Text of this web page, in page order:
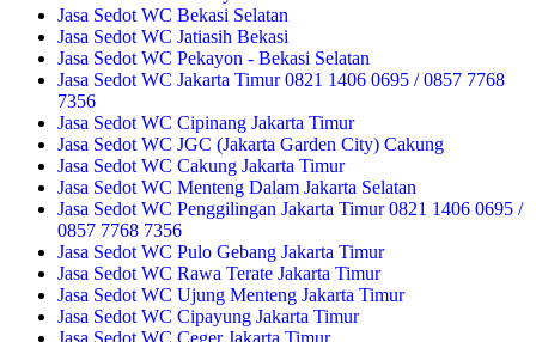
Jasa Sedot WC Bekasi Selatan
Jasa Sedot WC Jatiasih Bekasi
Jasa Sedot WC Pekayon - Bekasi Selatan
Jasa Sedot WC Jakarta Timur 0821 1406 0695 / 0857 7768
7356
Jasa Sedot WC Cipinang Jakarta Timur
Jasa Sedot WC JGC (Jakarta Garden City) Cakung
Jasa Sedot WC Cakung Jakarta Timur
Jasa Sedot WC Menteng Dalam Jakarta Selatan
Jasa Sedot WC Penggilingan Jakarta Timur 0821 1406 0695 /
0857 7768 7356
Jasa Sedot WC Pulo Gebang Jakarta Timur
Jasa Sedot WC Rawa Terate Jakarta Timur
Jasa Sedot WC Ujung Menteng Jakarta Timur
Jasa Sedot WC Cipayung Jakarta Timur